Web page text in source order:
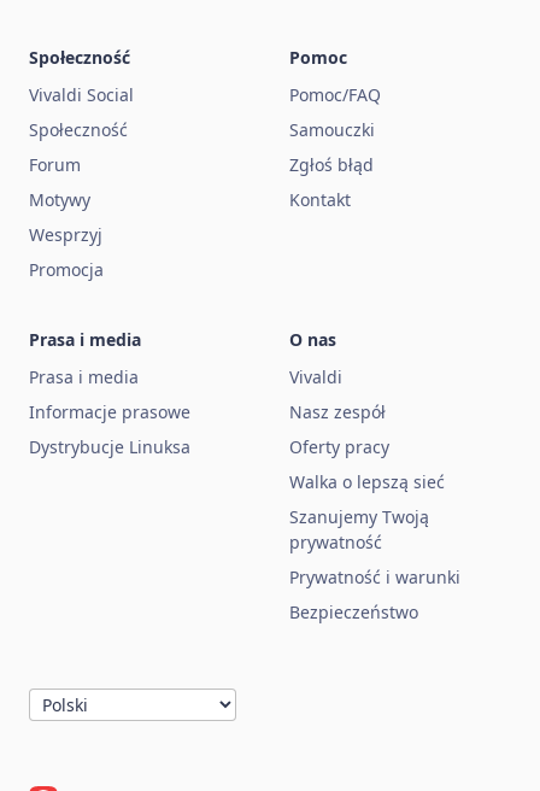
Społeczność
Vivaldi Social
Społeczność
Forum
Motywy
Wesprzyj
Promocja
Pomoc
Pomoc/FAQ
Samouczki
Zgłoś błąd
Kontakt
Prasa i media
Prasa i media
Informacje prasowe
Dystrybucje Linuksa
O nas
Vivaldi
Nasz zespół
Oferty pracy
Walka o lepszą sieć
Szanujemy Twoją
prywatność
Prywatność i warunki
Bezpieczeństwo